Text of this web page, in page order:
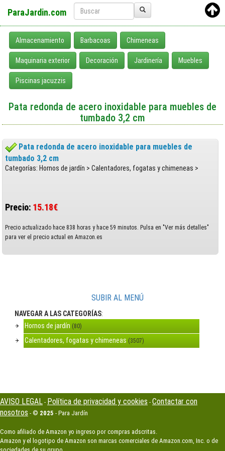
ParaJardin.com
Almacenamiento Barbacoas Chimeneas
Maquinaria exterior Decoración Jardinería Muebles
Piscinas jacuzzis
Pata redonda de acero inoxidable para muebles de
tumbado 3,2 cm
Pata redonda de acero inoxidable para muebles de
tumbado 3,2 cm
Categorías: Hornos de jardín > Calentadores, fogatas y chimeneas >
Precio: 15.18€
Precio actualizado hace 838 horas y hace 59 minutos. Pulsa en "Ver más detalles"
para ver el precio actual en Amazon.es
SUBIR AL MENÚ
NAVEGAR A LAS CATEGORÍAS:
Hornos de jardín (80)
Calentadores, fogatas y chimeneas (3507)
AVISO LEGAL - Política de privacidad y cookies - Contactar con
nosotros - © 2025 - Para Jardín
Como afiliado de Amazon yo ingreso por compras adscritas.
Amazon y el logotipo de Amazon son marcas comerciales de Amazon.com, Inc. o de